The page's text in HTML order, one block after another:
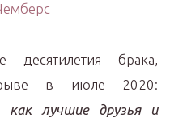
десятилетия брака,
в июле 2020:
как лучшие друзья и